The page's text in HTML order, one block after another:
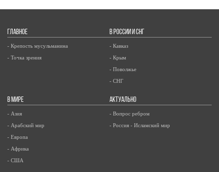
ГЛАВНОЕ
- Крепость мусульманина
- Точка зрения
В РОССИИ И СНГ
- Кавказ
- Крым
- Поволжье
- СНГ
В МИРЕ
- Азия
- Арабский мир
- Европа
- Африка
- США
АКТУАЛЬНО
- Вопрос ребром
- Россия - Исламский мир